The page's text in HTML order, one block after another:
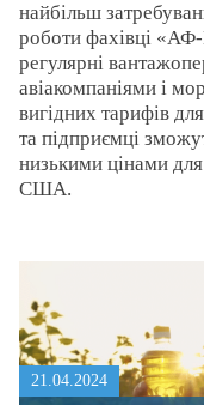
найбільш
роботи фахівці
регулярні
авіакомпаніями і
вигідних тарифів для
та підприємці
низькими цінами для
США.
21.04.2024